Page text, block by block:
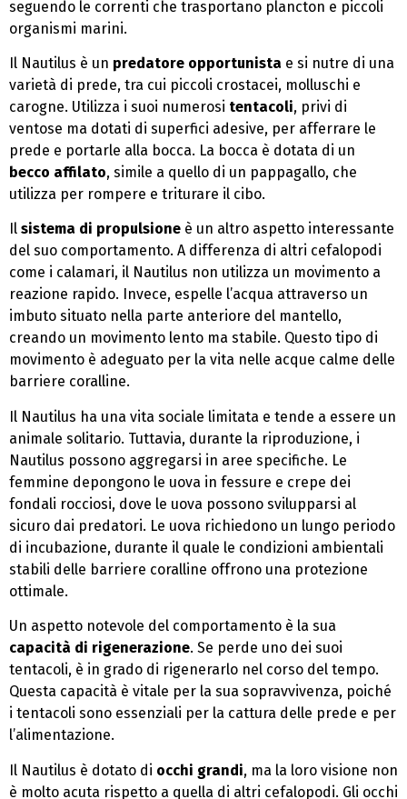
seguendo le correnti che trasportano plancton e piccoli
organismi marini.
Il Nautilus è un predatore opportunista e si nutre di una
varietà di prede, tra cui piccoli crostacei, molluschi e
carogne. Utilizza i suoi numerosi tentacoli, privi di
ventose ma dotati di superfici adesive, per afferrare le
prede e portarle alla bocca. La bocca è dotata di un
becco affilato, simile a quello di un pappagallo, che
utilizza per rompere e triturare il cibo.
Il sistema di propulsione è un altro aspetto interessante
del suo comportamento. A differenza di altri cefalopodi
come i calamari, il Nautilus non utilizza un movimento a
reazione rapido. Invece, espelle l’acqua attraverso un
imbuto situato nella parte anteriore del mantello,
creando un movimento lento ma stabile. Questo tipo di
movimento è adeguato per la vita nelle acque calme delle
barriere coralline.
Il Nautilus ha una vita sociale limitata e tende a essere un
animale solitario. Tuttavia, durante la riproduzione, i
Nautilus possono aggregarsi in aree specifiche. Le
femmine depongono le uova in fessure e crepe dei
fondali rocciosi, dove le uova possono svilupparsi al
sicuro dai predatori. Le uova richiedono un lungo periodo
di incubazione, durante il quale le condizioni ambientali
stabili delle barriere coralline offrono una protezione
ottimale.
Un aspetto notevole del comportamento è la sua
capacità di rigenerazione. Se perde uno dei suoi
tentacoli, è in grado di rigenerarlo nel corso del tempo.
Questa capacità è vitale per la sua sopravvivenza, poiché
i tentacoli sono essenziali per la cattura delle prede e per
l’alimentazione.
Il Nautilus è dotato di occhi grandi, ma la loro visione non
è molto acuta rispetto a quella di altri cefalopodi. Gli occhi